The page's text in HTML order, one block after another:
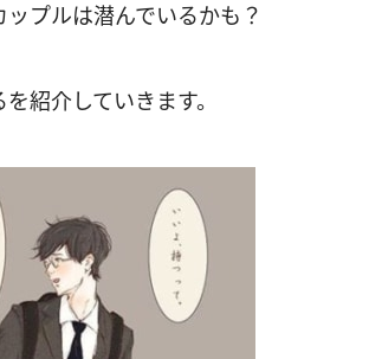
プルは潜んでいるかも？
紹介していきます。